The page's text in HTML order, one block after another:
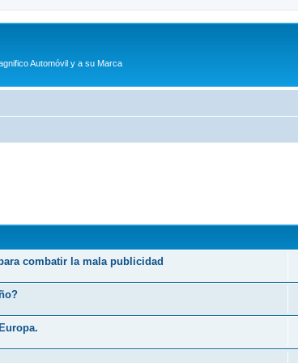
Automóvil y a su Marca
combatir la mala publicidad